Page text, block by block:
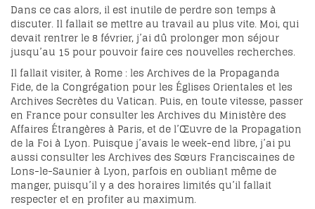
Dans ce cas alors, il est inutile de perdre son temps à
discuter. Il fallait se mettre au travail au plus vite. Moi, qui
devait rentrer le 8 février, j’ai dû prolonger mon séjour
jusqu’au 15 pour pouvoir faire ces nouvelles recherches.
Il fallait visiter, à Rome : les Archives de la Propaganda
Fide, de la Congrégation pour les Églises Orientales et les
Archives Secrètes du Vatican. Puis, en toute vitesse, passer
en France pour consulter les Archives du Ministère des
Affaires Étrangères à Paris, et de l’Œuvre de la Propagation
de la Foi à Lyon. Puisque j’avais le week-end libre, j’ai pu
aussi consulter les Archives des Sœurs Franciscaines de
Lons-le-Saunier à Lyon, parfois en oubliant même de
manger, puisqu’il y a des horaires limités qu’il fallait
respecter et en profiter au maximum.